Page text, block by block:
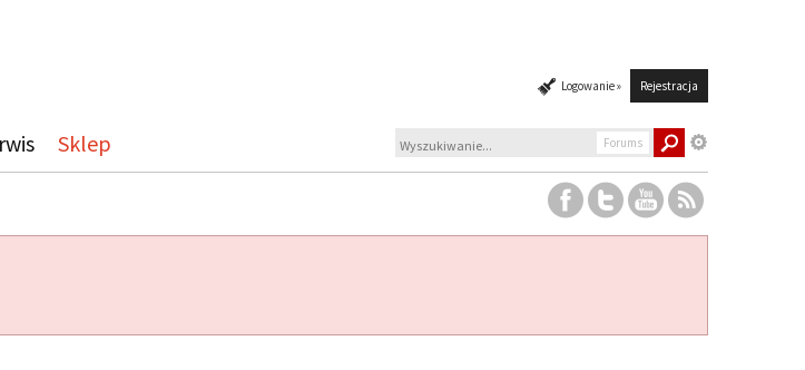
Logowanie » Rejestracja
Sklep Forums